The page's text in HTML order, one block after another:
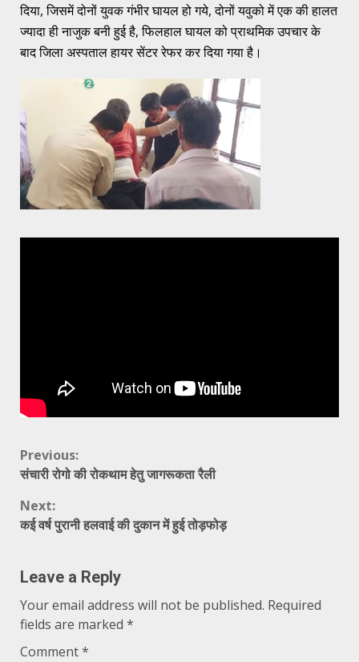
दिया, जिसमें दोनों युवक गंभीर घायल हो गये, दोनों यवुको में एक की हालत
ज्यादा ही नाजुक बनी हुई है, फिलहाल घायल को प्राथमिक उपचार के
बाद जिला अस्पताल हायर सेंटर रेफर कर दिया गया है।
Continue
Previous:
संचारी रोगो की रोकथाम हेतु जागरूकता रैली
Next:
कई वर्ष पुरानी हलवाई की दुकान में हुई तोड़फोड़
Leave a Reply
Your email address will not be published. Required
fields are marked *
Comment*